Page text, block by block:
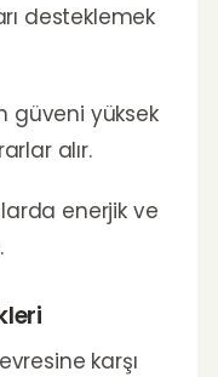
desteklemek
güveni yüksek
alır.
enerjik ve
karşı